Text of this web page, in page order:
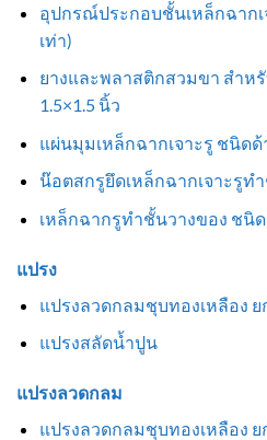
อุปกรณ์ประกอบชั้นเหล็กฉาก
เท่า)
ยางและพลาสติกสวมขา สำห
1.5×1.5 นิ้ว
แผ่นมุมเหล็กฉากเจาะรู ชนิด
น๊อตสกรูยึดเหล็กฉากเจาะรูท
เหล็กฉากรูทำชั้นวางของ ชนิด
แปรง
แปรงลวดกลมชุบทองเหลือง ย
แปรงสลัดน้ำปูน
แปรงลวดกลม
แปรงลวดกลมชุบทองเหลือง ย